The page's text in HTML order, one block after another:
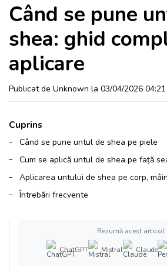
Când se pune
shea: ghid
aplicare
Publicat de Unknown la 03/04/2026 04:21
Cuprins
Când se pune untul de shea pe piele
Cum se aplică untul de shea pe față
Aplicarea untului de shea pe corp,
Întrebări frecvente
Rezumă acest articol
ChatGPT Mistral Claude